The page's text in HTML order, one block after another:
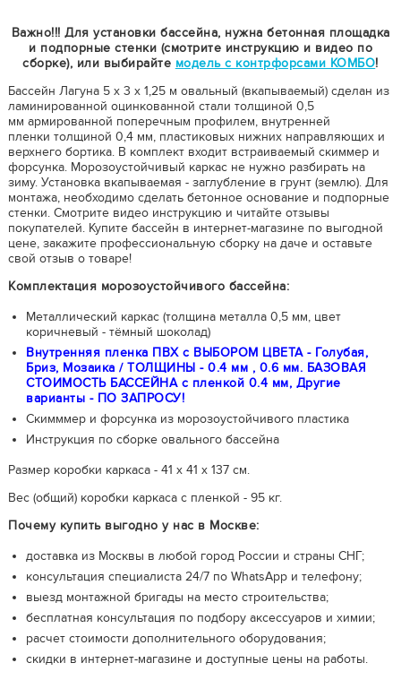
Важно!!! Для установки бассейна, нужна бетонная площадка
и подпорные стенки (смотрите инструкцию и видео по
сборке), или выбирайте модель с контрфорсами КОМБО!
Бассейн Лагуна 5 х 3 х 1,25 м овальный (вкапываемый) сделан из
ламинированной оцинкованной стали толщиной 0,5
мм армированной поперечным профилем, внутренней
пленки толщиной 0,4 мм, пластиковых нижних направляющих и
верхнего бортика. В комплект входит встраиваемый скиммер и
форсунка. Морозоустойчивый каркас не нужно разбирать на
зиму. Установка вкапываемая - заглубление в грунт (землю). Для
монтажа, необходимо сделать бетонное основание и подпорные
стенки. Смотрите видео инструкцию и читайте отзывы
покупателей. Купите бассейн в интернет-магазине по выгодной
цене, закажите профессиональную сборку на даче и оставьте
свой отзыв о товаре!
Комплектация морозоустойчивого бассейна:
Металлический каркас (толщина металла 0,5 мм, цвет
коричневый - тёмный шоколад)
Внутренняя пленка ПВХ с ВЫБОРОМ ЦВЕТА - Голубая,
Бриз, Мозаика / ТОЛЩИНЫ - 0.4 мм , 0.6 мм. БАЗОВАЯ
СТОИМОСТЬ БАССЕЙНА с пленкой 0.4 мм, Другие
варианты - ПО ЗАПРОСУ!
Скимммер и форсунка из морозоустойчивого пластика
Инструкция по сборке овального бассейна
Размер коробки каркаса - 41 х 41 х 137 см.
Вес (общий) коробки каркаса с пленкой - 95 кг.
Почему купить выгодно у нас в Москве:
доставка из Москвы в любой город России и страны СНГ;
консультация специалиста 24/7 по WhatsApp и телефону;
выезд монтажной бригады на место строительства;
бесплатная консультация по подбору аксессуаров и химии;
расчет стоимости дополнительного оборудования;
скидки в интернет-магазине и доступные цены на работы.